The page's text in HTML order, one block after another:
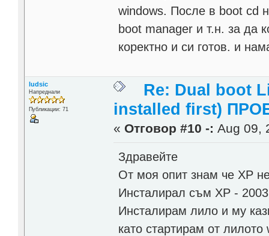
windows. После в boot cd
boot manager и т.н. за да
коректно и си готов. и
ludsic
Напреднали
Публикации: 71
Re: Dual boot
installed first)
« Отговор #10 -: Aug 09,
Здравейте
От моя опит знам че ХР
Инсталирал съм XP -
Инсталирам лило и му
като стартирам от